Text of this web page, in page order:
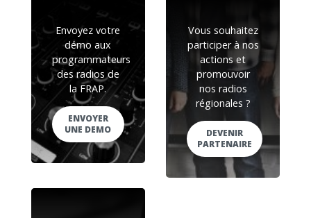
Envoyez votre
démo aux
programmateurs
des radios de
la FRAP.
ENVOYER
UNE DEMO
Vous souhaitez
participer à nos
actions et
promouvoir
nos radios
régionales ?
DEVENIR
PARTENAIRE